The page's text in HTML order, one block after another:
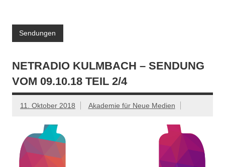
Sendungen
NETRADIO KULMBACH – SENDUNG
VOM 09.10.18 TEIL 2/4
11. Oktober 2018 Akademie für Neue Medien